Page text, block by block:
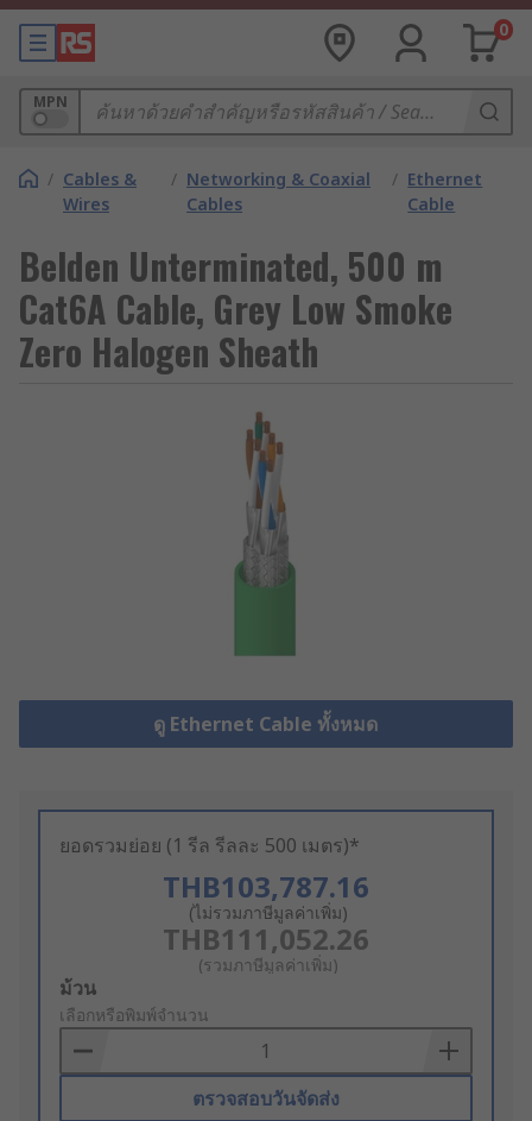
0
MPN
/ Cables &
Wires
/ Networking & Coaxial
Cables
/ Ethernet
Cable
Belden Unterminated, 500 m
Cat6A Cable, Grey Low Smoke
Zero Halogen Sheath
ดู Ethernet Cable ทั้งหมด
ยอดรวมย่อย (1 รีล รีลละ 500 เมตร)*
THB103,787.16
(ไม่รวมภาษีมูลค่าเพิ่ม)
THB111,052.26
(รวมภาษีมูลค่าเพิ่ม)
Add
to
Basket
ม้วน
เลือกหรือพิมพ์จำนวน
ตรวจสอบวันจัดส่ง